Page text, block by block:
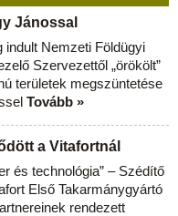
Jánossal
indult Nemzeti Földügyi
Szervezettől „örökölt”
területek megszüntetése
Tovább »
a Vitafortnál
és technológia” – Szédítő
Első Takarmánygyártó
rendezett